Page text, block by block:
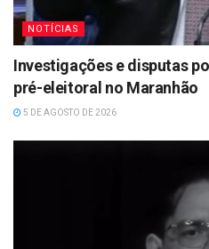
NOTÍCIAS
Investigações e disputas
pré-eleitoral no Maranhão
5 DE AGOSTO DE 2026